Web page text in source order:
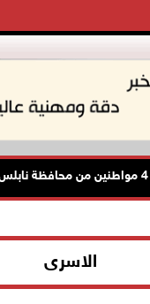
الاسرى